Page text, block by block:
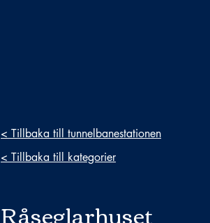
< Tillbaka till tunnelbanestationen
< Tillbaka till kategorier
Råseglarhuset